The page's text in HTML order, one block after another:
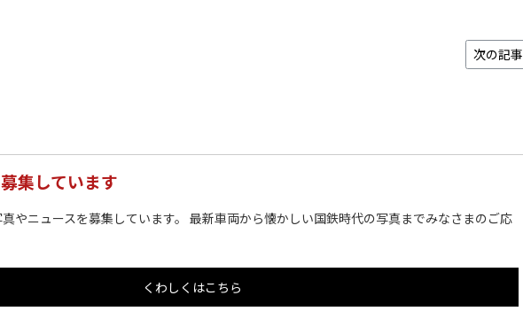
次の記事
集しています
やニュースを募集しています。 最新車両から懐かしい国鉄時代の写真までみなさまのご応
くわしくはこちら